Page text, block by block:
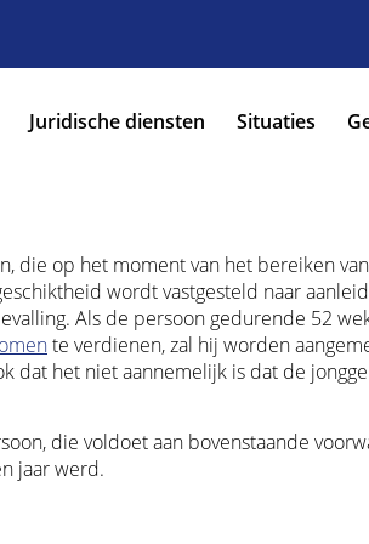
Juridische diensten Situaties
die op het moment van het bereiken
wordt vastgesteld naar
Als de persoon gedurende 52
te verdienen, zal hij worden
dat het niet aannemelijk is dat de
die voldoet aan bovenstaande
jaar werd.